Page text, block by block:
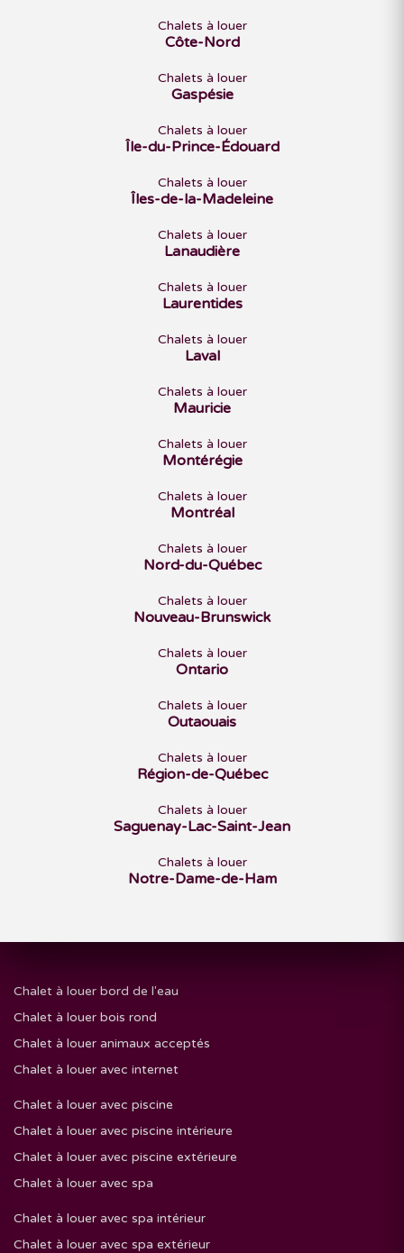
Chalets à louer
Côte-Nord
Chalets à louer
Gaspésie
Chalets à louer
Île-du-Prince-Édouard
Chalets à louer
Îles-de-la-Madeleine
Chalets à louer
Lanaudière
Chalets à louer
Laurentides
Chalets à louer
Laval
Chalets à louer
Mauricie
Chalets à louer
Montérégie
Chalets à louer
Montréal
Chalets à louer
Nord-du-Québec
Chalets à louer
Nouveau-Brunswick
Chalets à louer
Ontario
Chalets à louer
Outaouais
Chalets à louer
Région-de-Québec
Chalets à louer
Saguenay-Lac-Saint-Jean
Chalets à louer
Notre-Dame-de-Ham
Chalet à louer bord de l'eau
Chalet à louer bois rond
Chalet à louer animaux acceptés
Chalet à louer avec internet
Chalet à louer avec piscine
Chalet à louer avec piscine intérieure
Chalet à louer avec piscine extérieure
Chalet à louer avec spa
Chalet à louer avec spa intérieur
Chalet à louer avec spa extérieur